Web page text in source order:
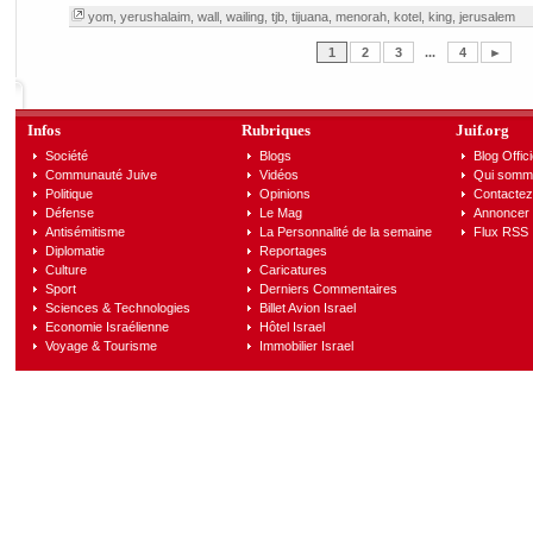
yom, yerushalaim, wall, wailing, tjb, tijuana, menorah, kotel, king, jerusalem
1 2 3 ... 4 ►
Infos
Société
Communauté Juive
Politique
Défense
Antisémitisme
Diplomatie
Culture
Sport
Sciences & Technologies
Economie Israélienne
Voyage & Tourisme
Rubriques
Blogs
Vidéos
Opinions
Le Mag
La Personnalité de la semaine
Reportages
Caricatures
Derniers Commentaires
Billet Avion Israel
Hôtel Israel
Immobilier Israel
Juif.org
Blog
Qui
Annoncer
Flux RSS